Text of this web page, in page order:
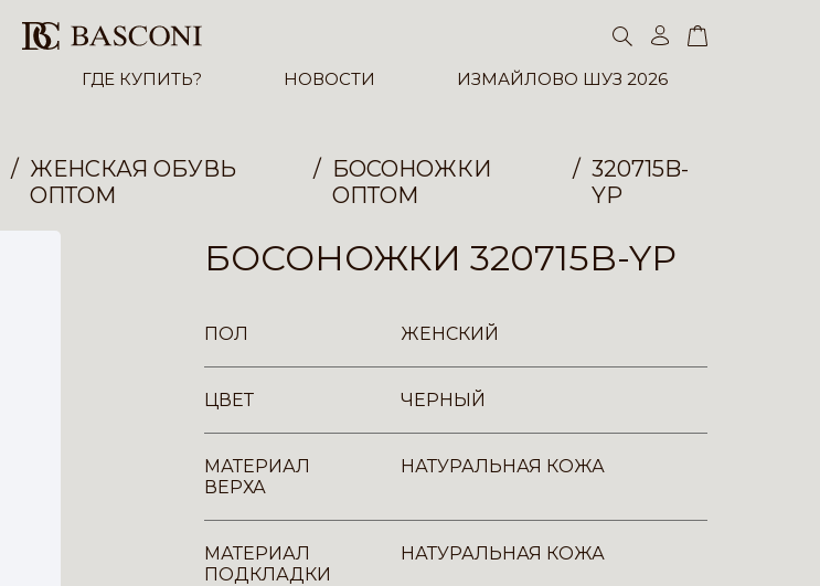
ГДЕ КУПИТЬ? НОВОСТИ ИЗМАЙЛОВО ШУЗ 2026
ЖЕНСКАЯ ОБУВЬ
ОПТОМ
БОСОНОЖКИ
ОПТОМ
320715B-
YP
БОСОНОЖКИ 320715B-YP
ПОЛ ЖЕНСКИЙ
ЦВЕТ ЧЕРНЫЙ
МАТЕРИАЛ
ВЕРХА
НАТУРАЛЬНАЯ КОЖА
МАТЕРИАЛ
ПОДКЛАДКИ
НАТУРАЛЬНАЯ КОЖА